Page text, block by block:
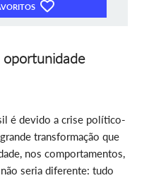
oportunidade
é devido a crise político-
transformação que
nos comportamentos,
seria diferente: tudo